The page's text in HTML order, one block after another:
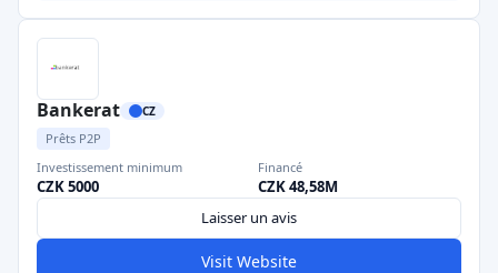
Bankerat CZ
Prêts P2P
Investissement minimum
CZK 5000
Financé
CZK 48,58M
Laisser un avis
Visit Website